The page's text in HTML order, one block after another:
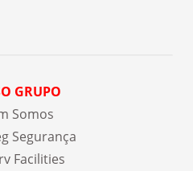
GRUPO
Somos
Segurança
Facilities